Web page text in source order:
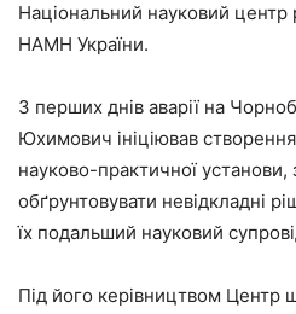
Національний науковий центр
НАМН України.
З перших днів аварії на
Юхимович ініціював створення
науково-практичної установи,
обґрунтовувати невідкладні
їх подальший науковий
Під його керівництвом Центр